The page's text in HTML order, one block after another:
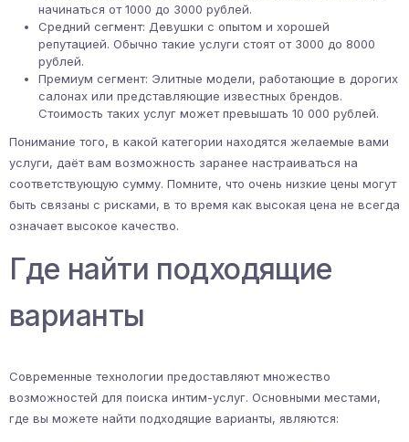
начинаться от 1000 до 3000 рублей.
Средний сегмент: Девушки с опытом и хорошей
репутацией. Обычно такие услуги стоят от 3000 до 8000
рублей.
Премиум сегмент: Элитные модели, работающие в дорогих
салонах или представляющие известных брендов.
Стоимость таких услуг может превышать 10 000 рублей.
Понимание того, в какой категории находятся желаемые вами
услуги, даёт вам возможность заранее настраиваться на
соответствующую сумму. Помните, что очень низкие цены могут
быть связаны с рисками, в то время как высокая цена не всегда
означает высокое качество.
Где найти подходящие
варианты
Современные технологии предоставляют множество
возможностей для поиска интим-услуг. Основными местами,
где вы можете найти подходящие варианты, являются: